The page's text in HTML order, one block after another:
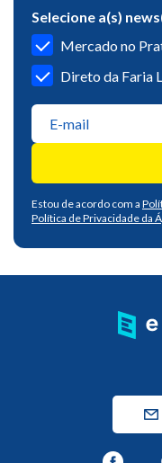
Selecione a(s)
Mercado no
Direto da Faria
Estou de acordo com a
Política de Privacidade da